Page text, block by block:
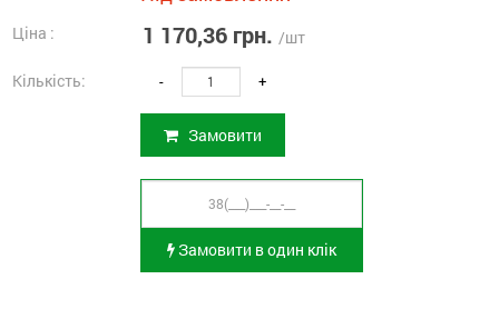
Ціна : 1 170,36 грн. /шт
Кількість: - +
Замовити
Замовити в один клік